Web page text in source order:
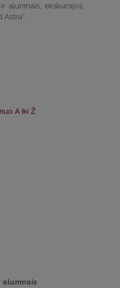
alumnais, ekskursijos,
A iki Ž